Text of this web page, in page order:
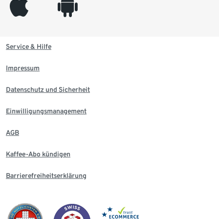
appleinc android
Service & Hilfe
Impressum
Datenschutz und Sicherheit
Einwilligungsmanagement
AGB
Kaffee-Abo kündigen
Barrierefreiheitserklärung